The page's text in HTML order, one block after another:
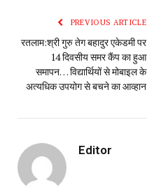
PREVIOUS ARTICLE
रतलाम:श्री गुरु तेग बहादुर एकेडमी पर
14 दिवसीय समर कैंप का हुआ
समापन… विद्यार्थियों से मोबाइल के
अत्यधिक उपयोग से बचने का आव्हान
Editor